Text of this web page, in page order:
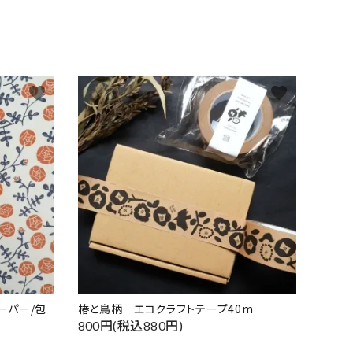
パー/包
favorite
椿と鳥柄 エコクラフトテープ40m
800円(税込880円)
favorite